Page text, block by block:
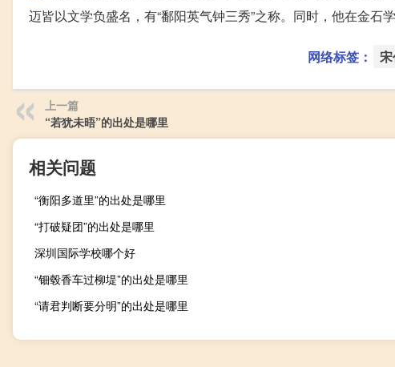
迈皆以文学负盛名，有“鄱阳英气钟三秀”之称。同时，他在金石
网络标签：
上一篇
“若犹未晤”的出处是哪里
相关问题
“衡阳多道里”的出处是哪里
“打破疑团”的出处是哪里
深圳国际学校哪个好
“钿毂香车过柳堤”的出处是哪里
“请君判断要分明”的出处是哪里